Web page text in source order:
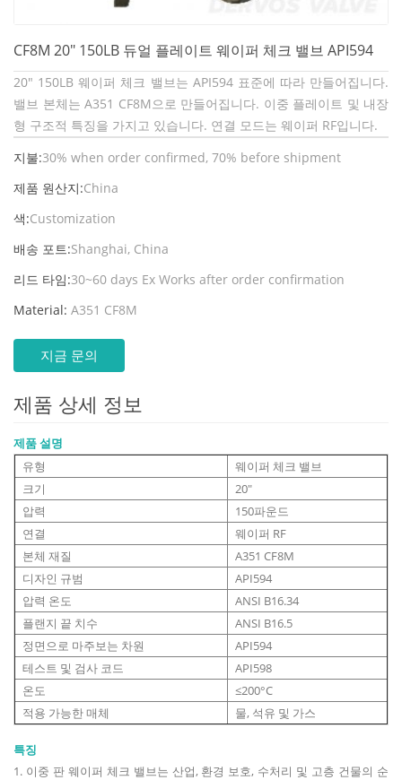
CF8M 20" 150LB 듀얼 플레이트 웨이퍼 체크 밸브 API594
20" 150LB 웨이퍼 체크 밸브는 API594 표준에 따라 만들어집니다.
밸브 본체는 A351 CF8M으로 만들어집니다. 이중 플레이트 및 내장
형 구조적 특징을 가지고 있습니다. 연결 모드는 웨이퍼 RF입니다.
지불:30% when order confirmed, 70% before shipment
제품 원산지:China
색:Customization
배송 포트:Shanghai, China
리드 타임:30~60 days Ex Works after order confirmation
Material: A351 CF8M
지금 문의
제품 상세 정보
제품 설명
유형
웨이퍼 체크 밸브
크기
20"
압력
150파운드
연결
웨이퍼 RF
본체 재질
A351 CF8M
디자인 규범
API594
압력 온도
ANSI B16.34
플랜지 끝 치수
ANSI B16.5
정면으로 마주보는 차원
API594
테스트 및 검사 코드
API598
온도
≤200°C
적용 가능한 매체
물, 석유 및 가스
특징
1. 이중 판 웨이퍼 체크 밸브는 산업, 환경 보호, 수처리 및 고층 건물의 순